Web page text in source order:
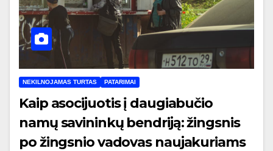
NEKILNOJAMAS TURTAS PATARIMAI
Kaip asocijuotis į daugiabučio
namų savininkų bendriją: žingsnis
po žingsnio vadovas naujakuriams